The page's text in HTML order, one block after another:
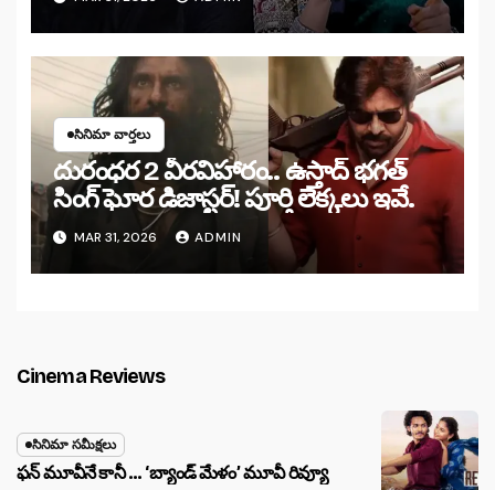
సినిమా వార్తలు
దురంధర 2 వీరవిహారం.. ఉస్తాద్ భగత్
సింగ్ ఘోర డిజాస్టర్! పూర్తి లెక్కలు ఇవే.
MAR 31, 2026 ADMIN
Cinema Reviews
సినిమా సమీక్షలు
ఫన్ మూవీనే కానీ … ‘బ్యాండ్‌ మేళం’ మూవీ రివ్యూ